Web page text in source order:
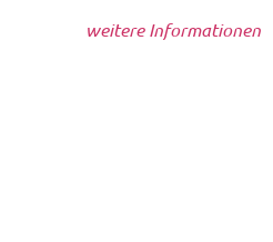
weitere Informationen